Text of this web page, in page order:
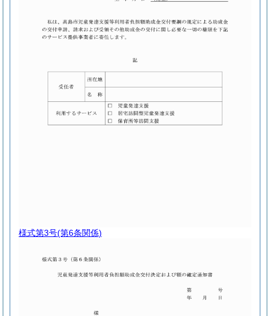
様式第3号(第6条関係)